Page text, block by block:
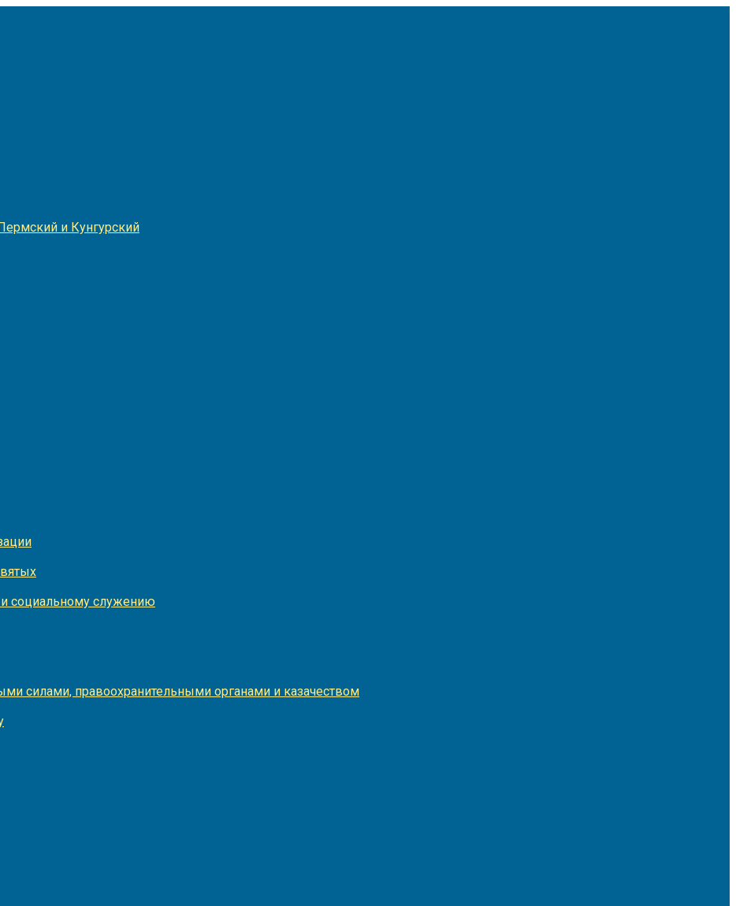
и Кунгурский
и социальному служению
силами, правоохранительными органами и казачеством